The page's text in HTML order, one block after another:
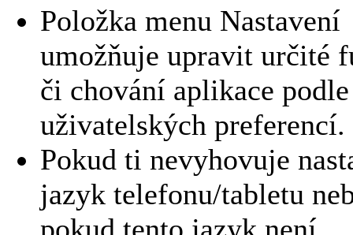
Položka menu Nastavení
umožňuje upravit určité
či chování aplikace podle
uživatelských preferencí.
Pokud ti nevyhovuje
jazyk telefonu/tabletu